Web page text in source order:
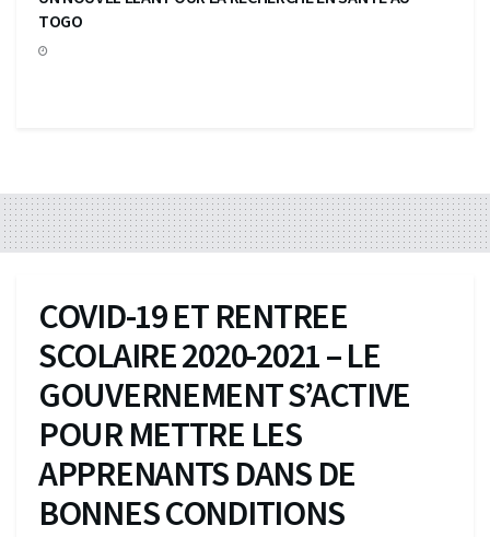
TOGO
COVID-19 ET RENTREE
SCOLAIRE 2020-2021 – LE
GOUVERNEMENT S’ACTIVE
POUR METTRE LES
APPRENANTS DANS DE
BONNES CONDITIONS